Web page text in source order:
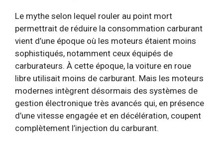
Le mythe selon lequel rouler au point mort
permettrait de réduire la consommation carburant
vient d’une époque où les moteurs étaient moins
sophistiqués, notamment ceux équipés de
carburateurs. À cette époque, la voiture en roue
libre utilisait moins de carburant. Mais les moteurs
modernes intègrent désormais des systèmes de
gestion électronique très avancés qui, en présence
d’une vitesse engagée et en décélération, coupent
complètement l’injection du carburant.